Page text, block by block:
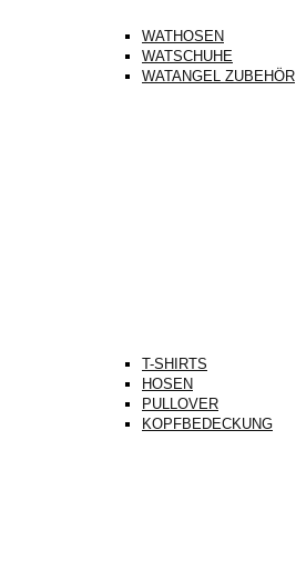
WATHOSEN
WATSCHUHE
WATANGEL ZUBEHÖR
T-SHIRTS
HOSEN
PULLOVER
KOPFBEDECKUNG